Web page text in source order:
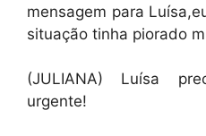
mensagem para
situação tinha piorado
(JULIANA) Luísa
urgente!